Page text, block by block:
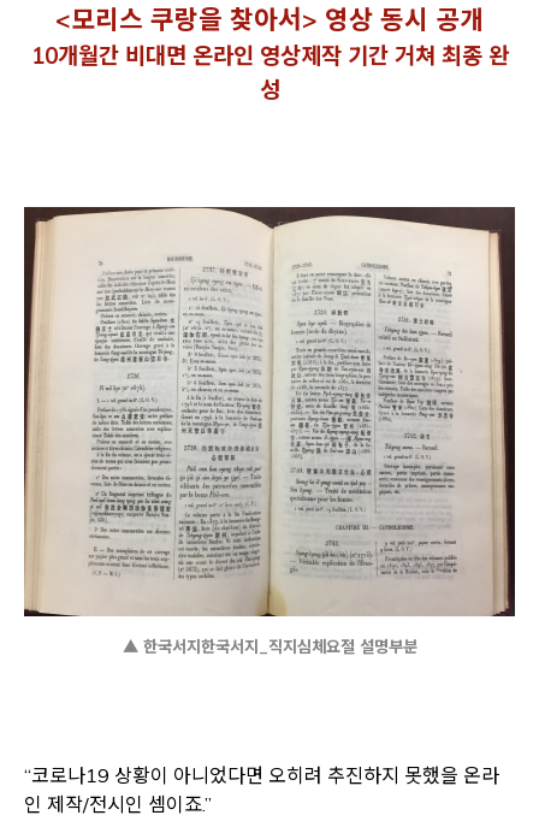
<모리스 쿠랑을 찾아서> 영상 동시 공개
10개월간 비대면 온라인 영상제작 기간 거쳐 최종 완
성
▲ 한국서지한국서지_직지심체요절 설명부분
“코로나19 상황이 아니었다면 오히려 추진하지 못했을 온라
인 제작/전시인 셈이죠.”